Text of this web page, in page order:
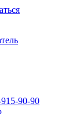
90-90